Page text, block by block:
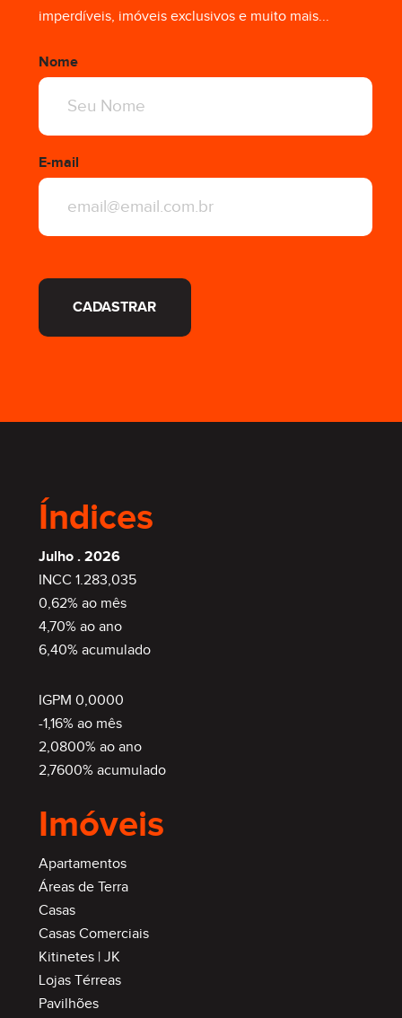
SEMIMOBILIADO
imperdíveis, imóveis exclusivos e muito mais...
Nome
E-mail
CADASTRAR
Índices
Julho . 2026
INCC 1.283,035
0,62% ao mês
4,70% ao ano
6,40% acumulado
IGPM 0,0000
-1,16% ao mês
2,0800% ao ano
2,7600% acumulado
Imóveis
Apartamentos
Áreas de Terra
Casas
Casas Comerciais
Kitinetes | JK
Lojas Térreas
Pavilhões